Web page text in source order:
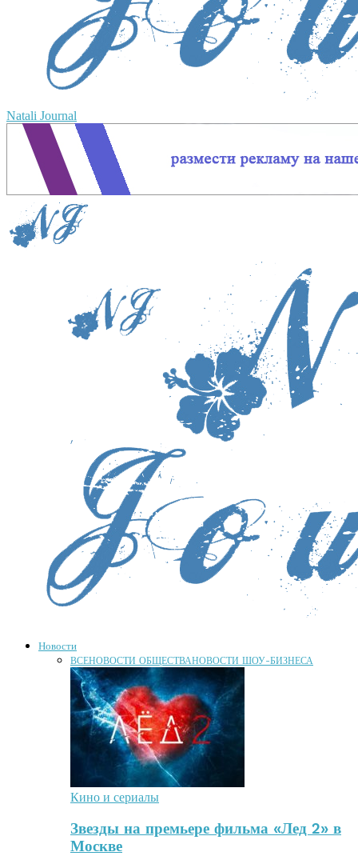
Natali Journal
Новости
ВСЕНОВОСТИ ОБЩЕСТВАНОВОСТИ ШОУ-БИЗНЕСА
Кино и сериалы
Звезды на премьере фильма «Лед 2» в
Москве